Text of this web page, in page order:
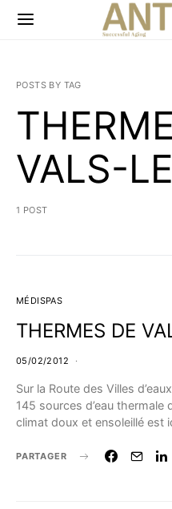
POSTS BY TAG
VALS-
1 POST
MÉDISPAS
THERMES DE
05/02/2012
Sur la Route des Villes
145 sources d’eau thermale
climat doux et ensoleillé est
PARTAGER